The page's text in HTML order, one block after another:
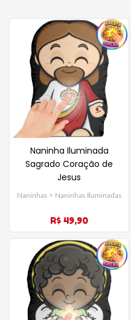
Naninha Iluminada
Sagrado Coração de
Jesus
Naninhas > Naninhas Iluminadas
R$ 49,90